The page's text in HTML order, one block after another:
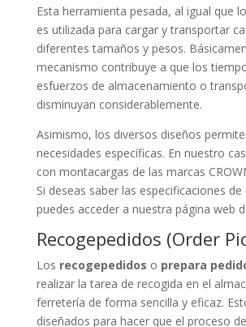
Esta herramienta pesada, al igual que
es utilizada para cargar y transportar
diferentes tamaños y pesos.
mecanismo contribuye a que los
esfuerzos de almacenamiento o
disminuyan considerablemente.
Asimismo, los diversos diseños
necesidades específicas. En nuestro
con montacargas de las marcas
Si deseas saber las especificaciones de
puedes acceder a nuestra página web
Recogepedidos (Order
Los recogepedidos o prepara
realizar la tarea de recogida en el
ferretería de forma sencilla y eficaz.
diseñados para hacer que el proceso